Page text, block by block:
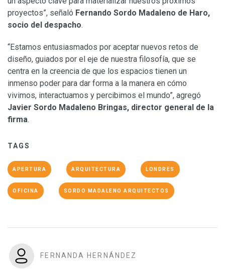
proyectos”, señaló Fernando Sordo Madaleno de Haro,
socio del despacho.
“Estamos entusiasmados por aceptar nuevos retos de
diseño, guiados por el eje de nuestra filosofía, que se
centra en la creencia de que los espacios tienen un
inmenso poder para dar forma a la manera en cómo
vivimos, interactuamos y percibimos el mundo”, agregó
Javier Sordo Madaleno Bringas, director general de la
firma.
TAGS
APERTURA ARQUITECTURA LONDRES
OFICINA SORDO MADALENO ARQUITECTOS
FERNANDA HERNÁNDEZ